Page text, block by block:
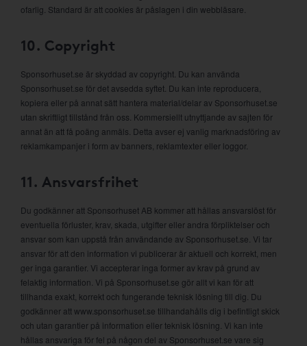
ofarlig. Standard är att cookies är påslagen i din webbläsare.
10. Copyright
Sponsorhuset.se är skyddad av copyright. Du kan använda
Sponsorhuset.se för det avsedda syftet. Du kan inte reproducera,
kopiera eller på annat sätt hantera material/delar av Sponsorhuset.se
utan skriftligt tillstånd från oss. Kommersiellt utnyttjande av sajten för
annat än att få poäng anmäls. Detta avser ej vanlig marknadsföring av
reklamkampanjer i form av banners, reklamtexter eller loggor.
11. Ansvarsfrihet
Du godkänner att Sponsorhuset AB kommer att hållas ansvarslöst för
eventuella förluster, krav, skada, utgifter eller andra förpliktelser och
ansvar som kan uppstå från användande av Sponsorhuset.se. Vi tar
ansvar för att den information vi publicerar är aktuell och korrekt, men
ger inga garantier. Vi accepterar inga former av krav på grund av
felaktig information. Vi på Sponsorhuset.se gör allt vi kan för att
tillhanda exakt, korrekt och fungerande teknisk lösning till dig. Du
godkänner att www.sponsorhuset.se tillhandahålls dig i befintligt skick
och utan garantier på information eller teknisk lösning. Vi kan inte
hållas ansvariga för fel på någon del av Sponsorhuset.se vare sig